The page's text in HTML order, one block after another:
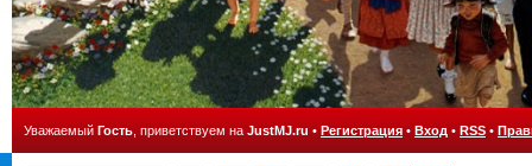
Уважаемый Гость , приветствуем на JustMJ.ru • Регистрация • Вход • RSS •